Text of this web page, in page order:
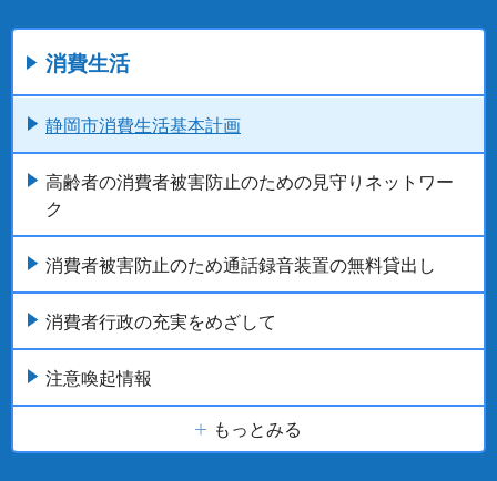
消費生活
静岡市消費生活基本計画
高齢者の消費者被害防止のための見守りネットワー
ク
消費者被害防止のため通話録音装置の無料貸出し
消費者行政の充実をめざして
注意喚起情報
もっとみる